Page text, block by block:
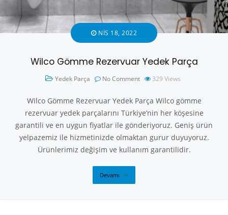
NIS 18, 2022
Wilco Gömme Rezervuar Yedek Parça
Yedek Parça No Comment 329 Views
Wilco Gömme Rezervuar Yedek Parça Wilco gömme
rezervuar yedek parçalarını Türkiye’nin her köşesine
garantili ve en uygun fiyatlar ile gönderiyoruz. Geniş ürün
yelpazemiz ile hizmetinizde olmaktan gurur duyuyoruz.
Ürünlerimiz değişim ve kullanım garantilidir.
Devamı